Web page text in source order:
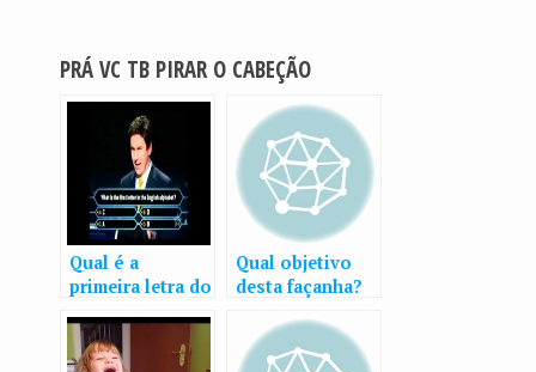
PRÁ VC TB PIRAR O CABEÇÃO
Qual é a
primeira letra do
Qual objetivo
desta façanha?